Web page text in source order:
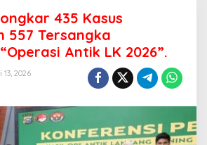
435 Kasus
557 Tersangka
Antik LK 2026”.
13, 2026